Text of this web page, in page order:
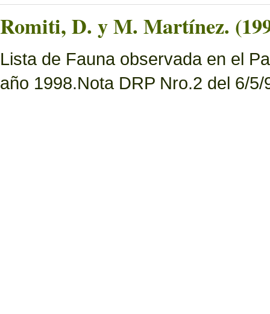
Romiti, D. y M. Martínez.
Lista de Fauna observada en el
año 1998.Nota DRP Nro.2 del 6/5/